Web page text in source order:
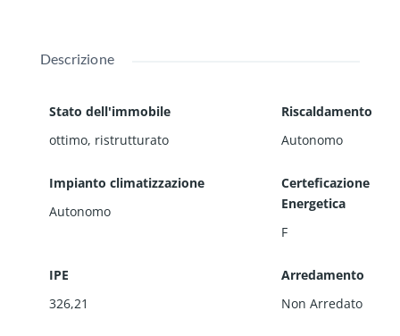
Descrizione
Stato dell'immobile
ottimo, ristrutturato
Riscaldamento
Autonomo
Impianto climatizzazione
Autonomo
Certeficazione
Energetica
F
IPE
326,21
Arredamento
Non Arredato